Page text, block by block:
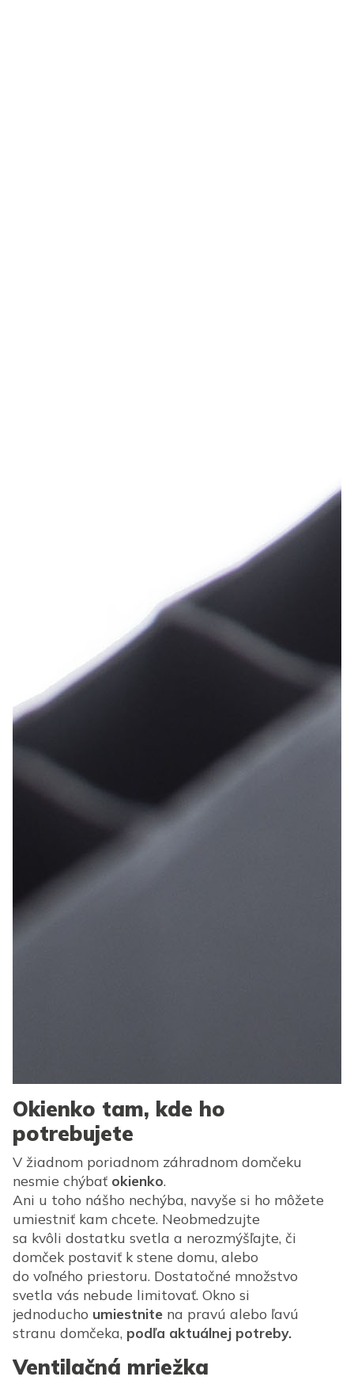
Okienko tam, kde ho
potrebujete
V žiadnom poriadnom záhradnom domčeku
nesmie chýbať okienko.
Ani u toho nášho nechýba, navyše si ho môžete
umiestniť kam chcete. Neobmedzujte
sa kvôli dostatku svetla a nerozmýšľajte, či
domček postaviť k stene domu, alebo
do voľného priestoru. Dostatočné množstvo
svetla vás nebude limitovať. Okno si
jednoducho umiestnite na pravú alebo ľavú
stranu domčeka, podľa aktuálnej potreby.
Ventilačná mriežka